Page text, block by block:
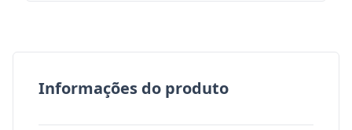
Informações do produto